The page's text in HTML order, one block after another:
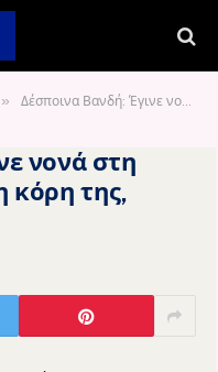
» Δέσποινα Βανδή: Έγινε νονά στη Βουλιαγμένη – Μαζί η κόρη της, Μελίνα
νονά στη
κόρη της,